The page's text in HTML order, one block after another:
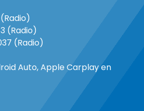
(Radio)
(Radio)
Auto, Apple Carplay en